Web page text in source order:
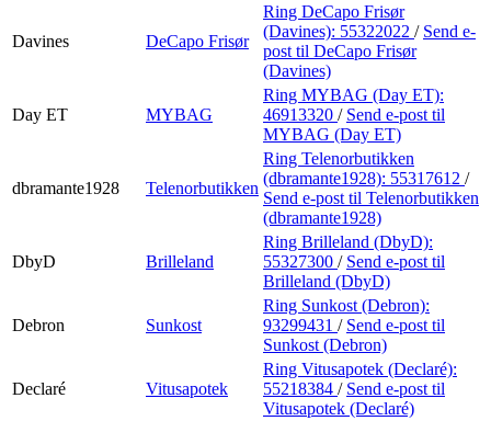
Davines DeCapo Frisør
Ring DeCapo Frisør
(Davines): 55322022 / Send e-
post til DeCapo Frisør
(Davines)
Day ET MYBAG
Ring MYBAG (Day ET):
46913320 / Send e-post til
MYBAG (Day ET)
dbramante1928 Telenorbutikken
Ring Telenorbutikken
(dbramante1928): 55317612 /
Send e-post til Telenorbutikken
(dbramante1928)
DbyD Brilleland
Ring Brilleland (DbyD):
55327300 / Send e-post til
Brilleland (DbyD)
Debron Sunkost
Ring Sunkost (Debron):
93299431 / Send e-post til
Sunkost (Debron)
Declaré Vitusapotek
Ring Vitusapotek (Declaré):
55218384 / Send e-post til
Vitusapotek (Declaré)